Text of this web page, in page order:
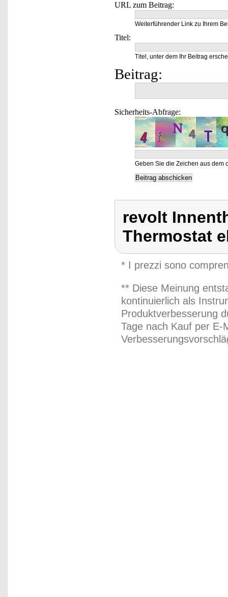
URL zum Beitrag:
Weiterführender Link zu Ihrem
Titel:
Titel, unter dem Ihr Beitrag
Beitrag:
Sicherheits-Abfrage:
Geben Sie die Zeichen aus dem
revolt
Thermostat
* I prezzi sono
** Diese Meinung
kontinuierlich als
Produktverbesserung
Tage nach Kauf per E-